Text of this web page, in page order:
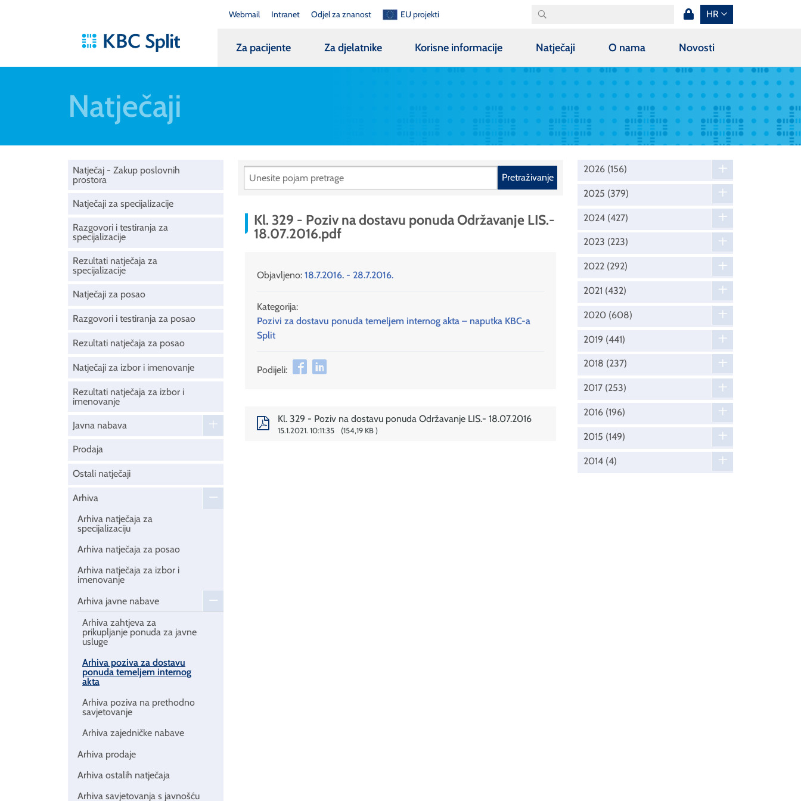
Webmail Intranet Odjel za znanost EU projekti HR
Za pacijente Za djelatnike Korisne informacije Natječaji O nama Novosti
Natječaji
Natječaj - Zakup poslovnih
prostora
Natječaji za specijalizacije
Razgovori i testiranja za
specijalizacije
Rezultati natječaja za
specijalizacije
Natječaji za posao
Razgovori i testiranja za posao
Rezultati natječaja za posao
Natječaji za izbor i imenovanje
Rezultati natječaja za izbor i
imenovanje
Javna nabava
Prodaja
Ostali natječaji
Arhiva
Arhiva natječaja za
specijalizaciju
Arhiva natječaja za posao
Arhiva natječaja za izbor i
imenovanje
Arhiva javne nabave
Arhiva zahtjeva za
prikupljanje ponuda za javne
usluge
Arhiva poziva za dostavu
ponuda temeljem internog
akta
Arhiva poziva na prethodno
savjetovanje
Arhiva zajedničke nabave
Arhiva prodaje
Arhiva ostalih natječaja
Arhiva savjetovanja s javnošću
Pretraživanje
Kl. 329 - Poziv na dostavu ponuda Održavanje LIS.-
18.07.2016.pdf
Objavljeno: 18.7.2016. - 28.7.2016.
Kategorija:
Pozivi za dostavu ponuda temeljem internog akta – naputka KBC-a
Split
Podijeli:
Kl. 329 - Poziv na dostavu ponuda Održavanje LIS.- 18.07.2016
15.1.2021. 10:11:35 154,19 KB
2026 (156)
2025 (379)
2024 (427)
2023 (223)
2022 (292)
2021 (432)
2020 (608)
2019 (441)
2018 (237)
2017 (253)
2016 (196)
2015 (149)
2014 (4)